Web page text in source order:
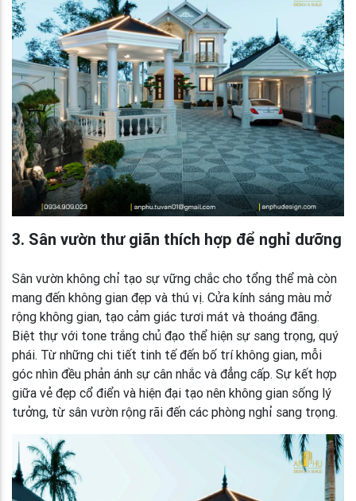
3. Sân vườn thư giãn thích hợp để nghỉ dưỡng
Sân vườn không chỉ tạo sự vững chắc cho tổng thể mà còn
mang đến không gian đẹp và thú vị. Cửa kính sáng màu mở
rộng không gian, tạo cảm giác tươi mát và thoáng đãng.
Biệt thự với tone trắng chủ đạo thể hiện sự sang trọng, quý
phái. Từ những chi tiết tinh tế đến bố trí không gian, mỗi
góc nhìn đều phản ánh sự cân nhắc và đẳng cấp. Sự kết hợp
giữa vẻ đẹp cổ điển và hiện đại tạo nên không gian sống lý
tưởng, từ sân vườn rộng rãi đến các phòng nghỉ sang trọng.